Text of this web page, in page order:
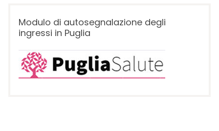
Modulo di autosegnalazione degli
ingressi in Puglia